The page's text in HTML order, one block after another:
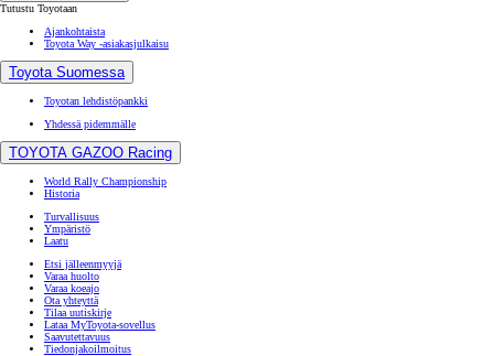
Tutustu Toyotaan
Ajankohtaista
Toyota Way -asiakasjulkaisu
Toyota Suomessa
Toyotan lehdistöpankki
Yhdessä pidemmälle
TOYOTA GAZOO Racing
World Rally Championship
Historia
Turvallisuus
Ympäristö
Laatu
Etsi jälleenmyyjä
Varaa huolto
Varaa koeajo
Ota yhteyttä
Tilaa uutiskirje
Lataa MyToyota-sovellus
Saavutettavuus
Tiedonjakoilmoitus